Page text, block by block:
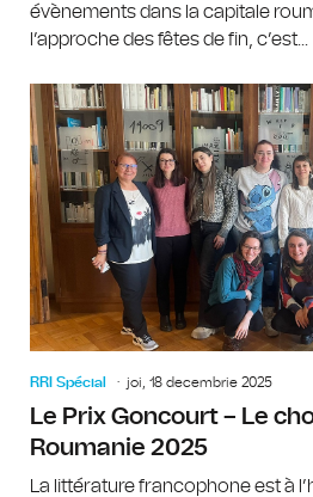
évènements dans la capitale
l’approche des fêtes de fin, c’est...
RRI Spécial joi, 18 decembrie 2025
Le Prix Goncourt – Le
Roumanie 2025
La littérature francophone est à